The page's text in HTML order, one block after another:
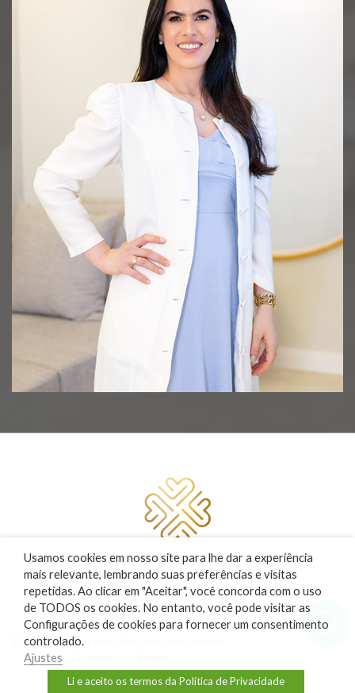
Usamos cookies em nosso site para lhe dar a experiência
mais relevante, lembrando suas preferências e visitas
repetidas. Ao clicar em "Aceitar", você concorda com o uso
de TODOS os cookies. No entanto, você pode visitar as
Configurações de cookies para fornecer um consentimento
controlado.
Ajustes
Li e aceito os termos da Política de Privacidade
Responsável técnico
Dra. Liliane S. Nascimento
CRM 139.086
RQE 46.415
© 2022 Liliane Nascimento | Todos os direitos reservados.